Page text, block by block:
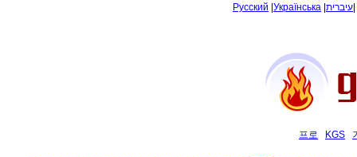
Русский Українська עיברית
프로 KGS